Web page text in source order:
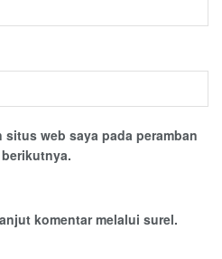
situs web saya pada peramban
komentar melalui surel.